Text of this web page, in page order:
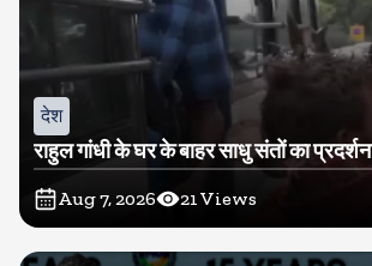
देश
राहुल गांधी के घर के बाहर साधु संतों का प्रदर्शन
Aug 7, 2026 21Views